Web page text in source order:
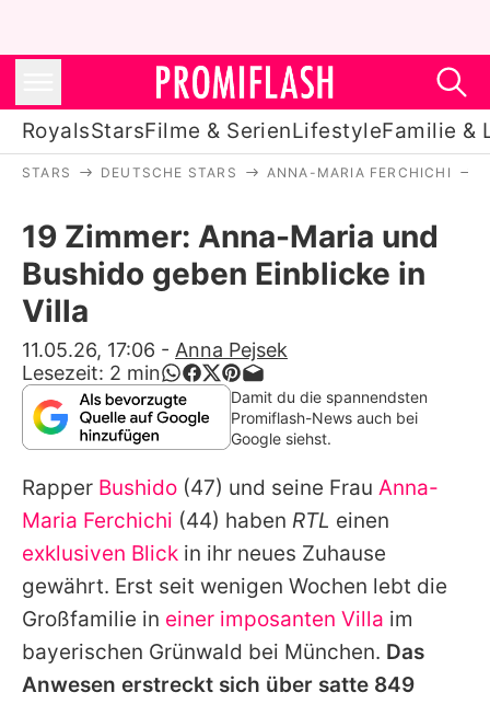
RoyalsStarsFilme & SerienLifestyleFamilie &
Stars
Filme & Serien
Lifestyle
Familie & Liebe
Promiflash Exklusiv
Alle Themen auf Promiflash
Jobs
App runterladen
Team
Redaktionelle Richtlinien
STARS DEUTSCHE STARS ANNA-MARIA FERCHICHI
19 Zimmer: Anna-Maria und
Bushido geben Einblicke in
Villa
11.05.26, 17:06 - Anna Pejsek
Lesezeit: 2 min
Damit du die spannendsten
Promiflash-News auch bei
Google siehst.
Rapper Bushido (47) und seine Frau Anna-
Maria Ferchichi (44) haben RTL einen
exklusiven Blick in ihr neues Zuhause
gewährt. Erst seit wenigen Wochen lebt die
Großfamilie in einer imposanten Villa im
bayerischen Grünwald bei München. Das
Anwesen erstreckt sich über satte 849